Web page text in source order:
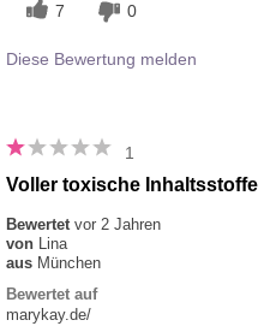
7 0
Diese Bewertung melden
1
Voller toxische Inhaltsstoffe
Bewertet vor 2 Jahren
von Lina
aus München
Bewertet auf
marykay.de/